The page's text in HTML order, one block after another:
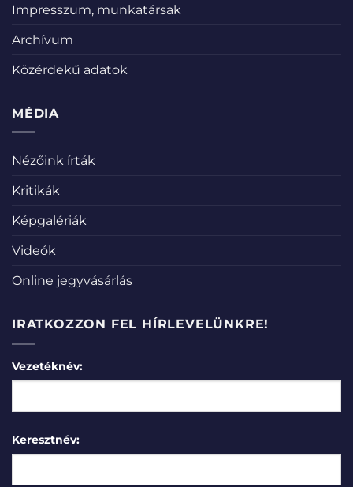
Impresszum, munkatársak
Archívum
Közérdekű adatok
MÉDIA
Nézőink írták
Kritikák
Képgalériák
Videók
Online jegyvásárlás
IRATKOZZON FEL HÍRLEVELÜNKRE!
Vezetéknév:
Keresztnév: